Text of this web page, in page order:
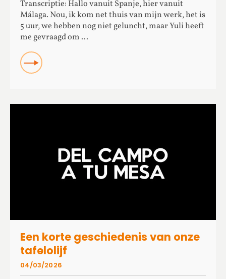
Transcriptie: Hallo vanuit Spanje, hier vanuit
Málaga. Nou, ik kom net thuis van mijn werk, het is
5 uur, we hebben nog niet geluncht, maar Yuli heeft
me gevraagd om ...
READ
Een korte geschiedenis van onze
tafelolijf
04/03/2026